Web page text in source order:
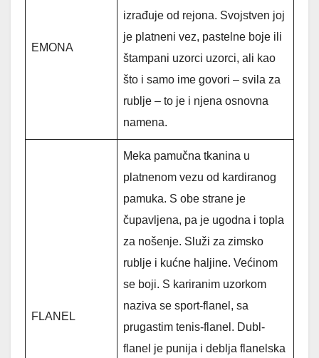
EMONA
izrađuje od rejona. Svojstven joj
je platneni vez, pastelne boje ili
štampani uzorci uzorci, ali kao
što i samo ime govori – svila za
rublje – to je i njena osnovna
namena.
FLANEL
Meka pamučna tkanina u
platnenom vezu od kardiranog
pamuka. S obe strane je
čupavljena, pa je ugodna i topla
za nošenje. Služi za zimsko
rublje i kućne haljine. Većinom
se boji. S kariranim uzorkom
naziva se sport-flanel, sa
prugastim tenis-flanel. Dubl-
flanel je punija i deblja flanelska